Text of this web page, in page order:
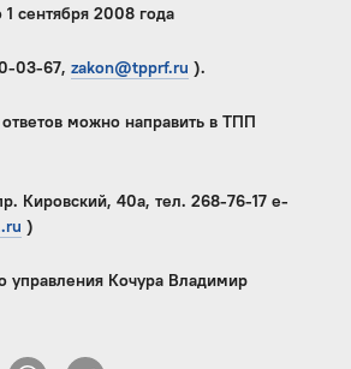
1 сентября 2008 года
03-67,zakon@tpprf.ru ).
можно направить в ТПП
Кировский, 40а, тел. 268-76-17 e-
)
управления Кочура Владимир